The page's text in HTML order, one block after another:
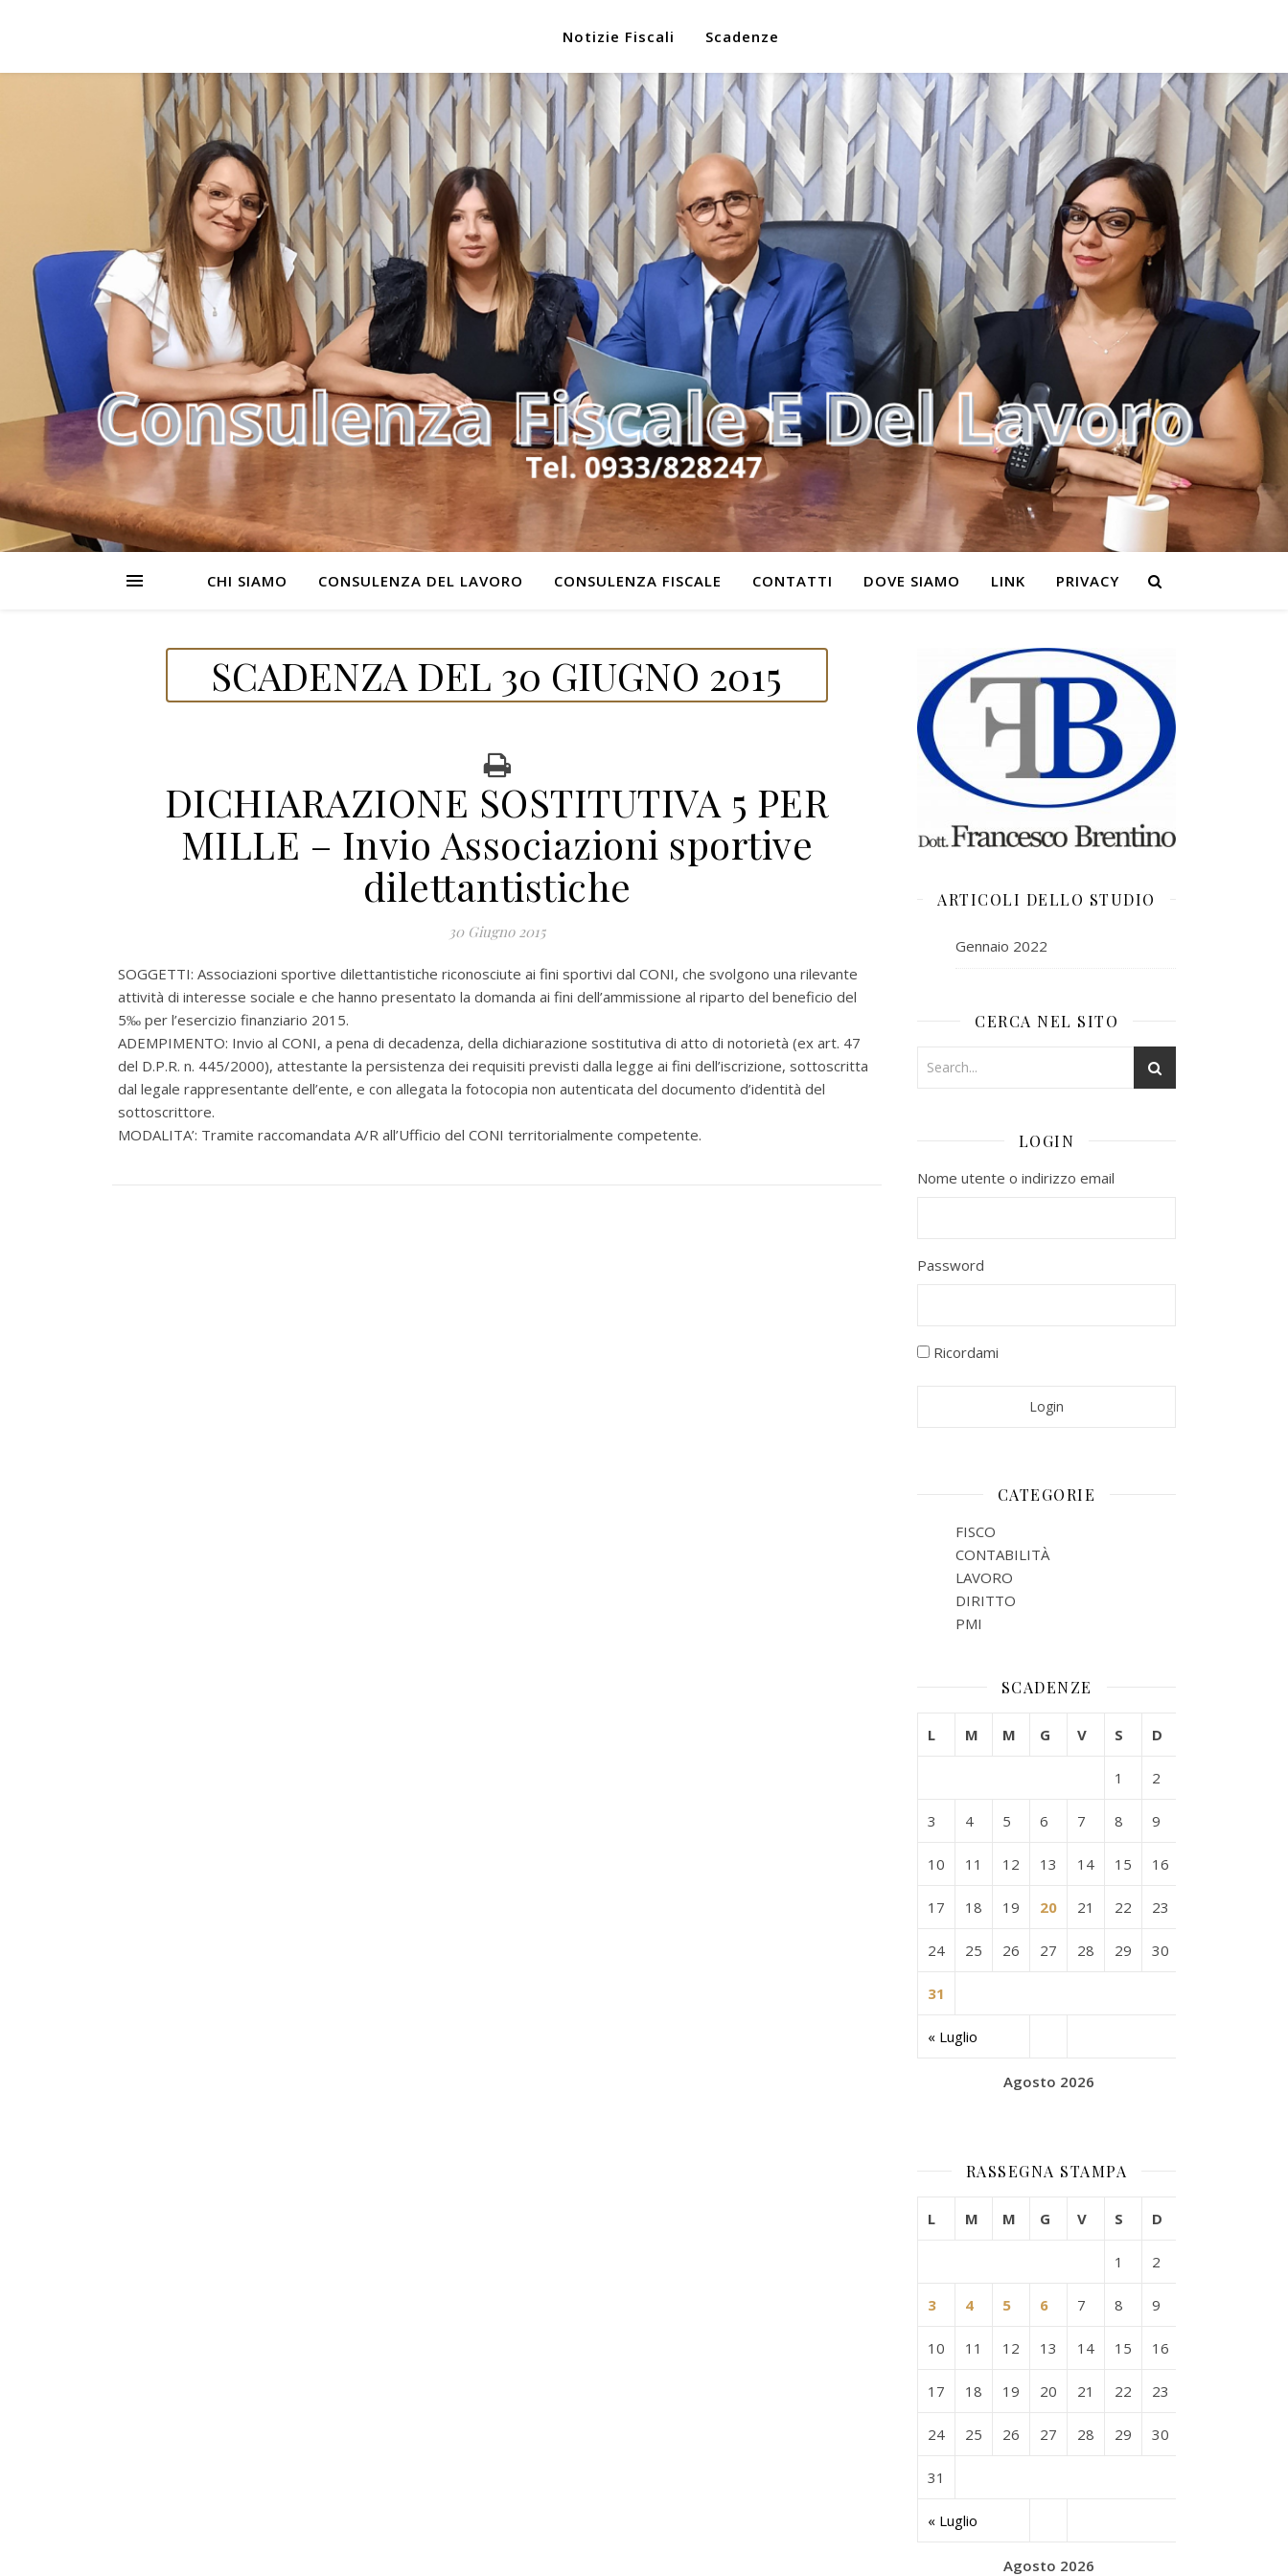
Notizie Fiscali Scadenze
CHI SIAMO CONSULENZA DEL LAVORO CONSULENZA FISCALE CONTATTI DOVE SIAMO LINK PRIVACY
SCADENZA DEL 30 GIUGNO 2015
DICHIARAZIONE SOSTITUTIVA 5 PER
MILLE – Invio Associazioni sportive
dilettantistiche
30 Giugno 2015
SOGGETTI: Associazioni sportive dilettantistiche riconosciute ai fini sportivi dal CONI, che svolgono una rilevante
attività di interesse sociale e che hanno presentato la domanda ai fini dell’ammissione al riparto del beneficio del
5‰ per l’esercizio finanziario 2015.
ADEMPIMENTO: Invio al CONI, a pena di decadenza, della dichiarazione sostitutiva di atto di notorietà (ex art. 47
del D.P.R. n. 445/2000), attestante la persistenza dei requisiti previsti dalla legge ai fini dell’iscrizione, sottoscritta
dal legale rappresentante dell’ente, e con allegata la fotocopia non autenticata del documento d’identità del
sottoscrittore.
MODALITA’: Tramite raccomandata A/R all’Ufficio del CONI territorialmente competente.
ARTICOLI DELLO STUDIO
Gennaio 2022
CERCA NEL SITO
LOGIN
Nome utente o indirizzo email
Password
Ricordami
CATEGORIE
FISCO
CONTABILITÀ
LAVORO
DIRITTO
PMI
SCADENZE
Agosto 2026
L M M G V S D
« Luglio
1 2
3 4 5 6 7 8 9
10 11 12 13 14 15 16
17 18 19 20 21 22 23
24 25 26 27 28 29 30
31
RASSEGNA STAMPA
Agosto 2026
L M M G V S D
« Luglio
1 2
3 4 5 6 7 8 9
10 11 12 13 14 15 16
17 18 19 20 21 22 23
24 25 26 27 28 29 30
31